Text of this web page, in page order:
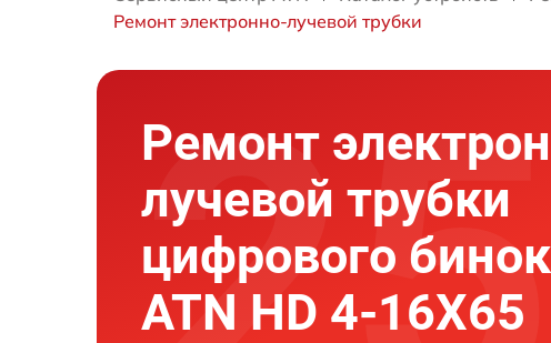
Ремонт электронно-лучевой трубки
Ремонт
лучевой трубки
цифрового
ATN HD 4-16X65